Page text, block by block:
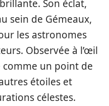
Son éclat,
sein de Gémeaux,
les astronomes
Observée à l’œil
un point de
étoiles et
célestes.